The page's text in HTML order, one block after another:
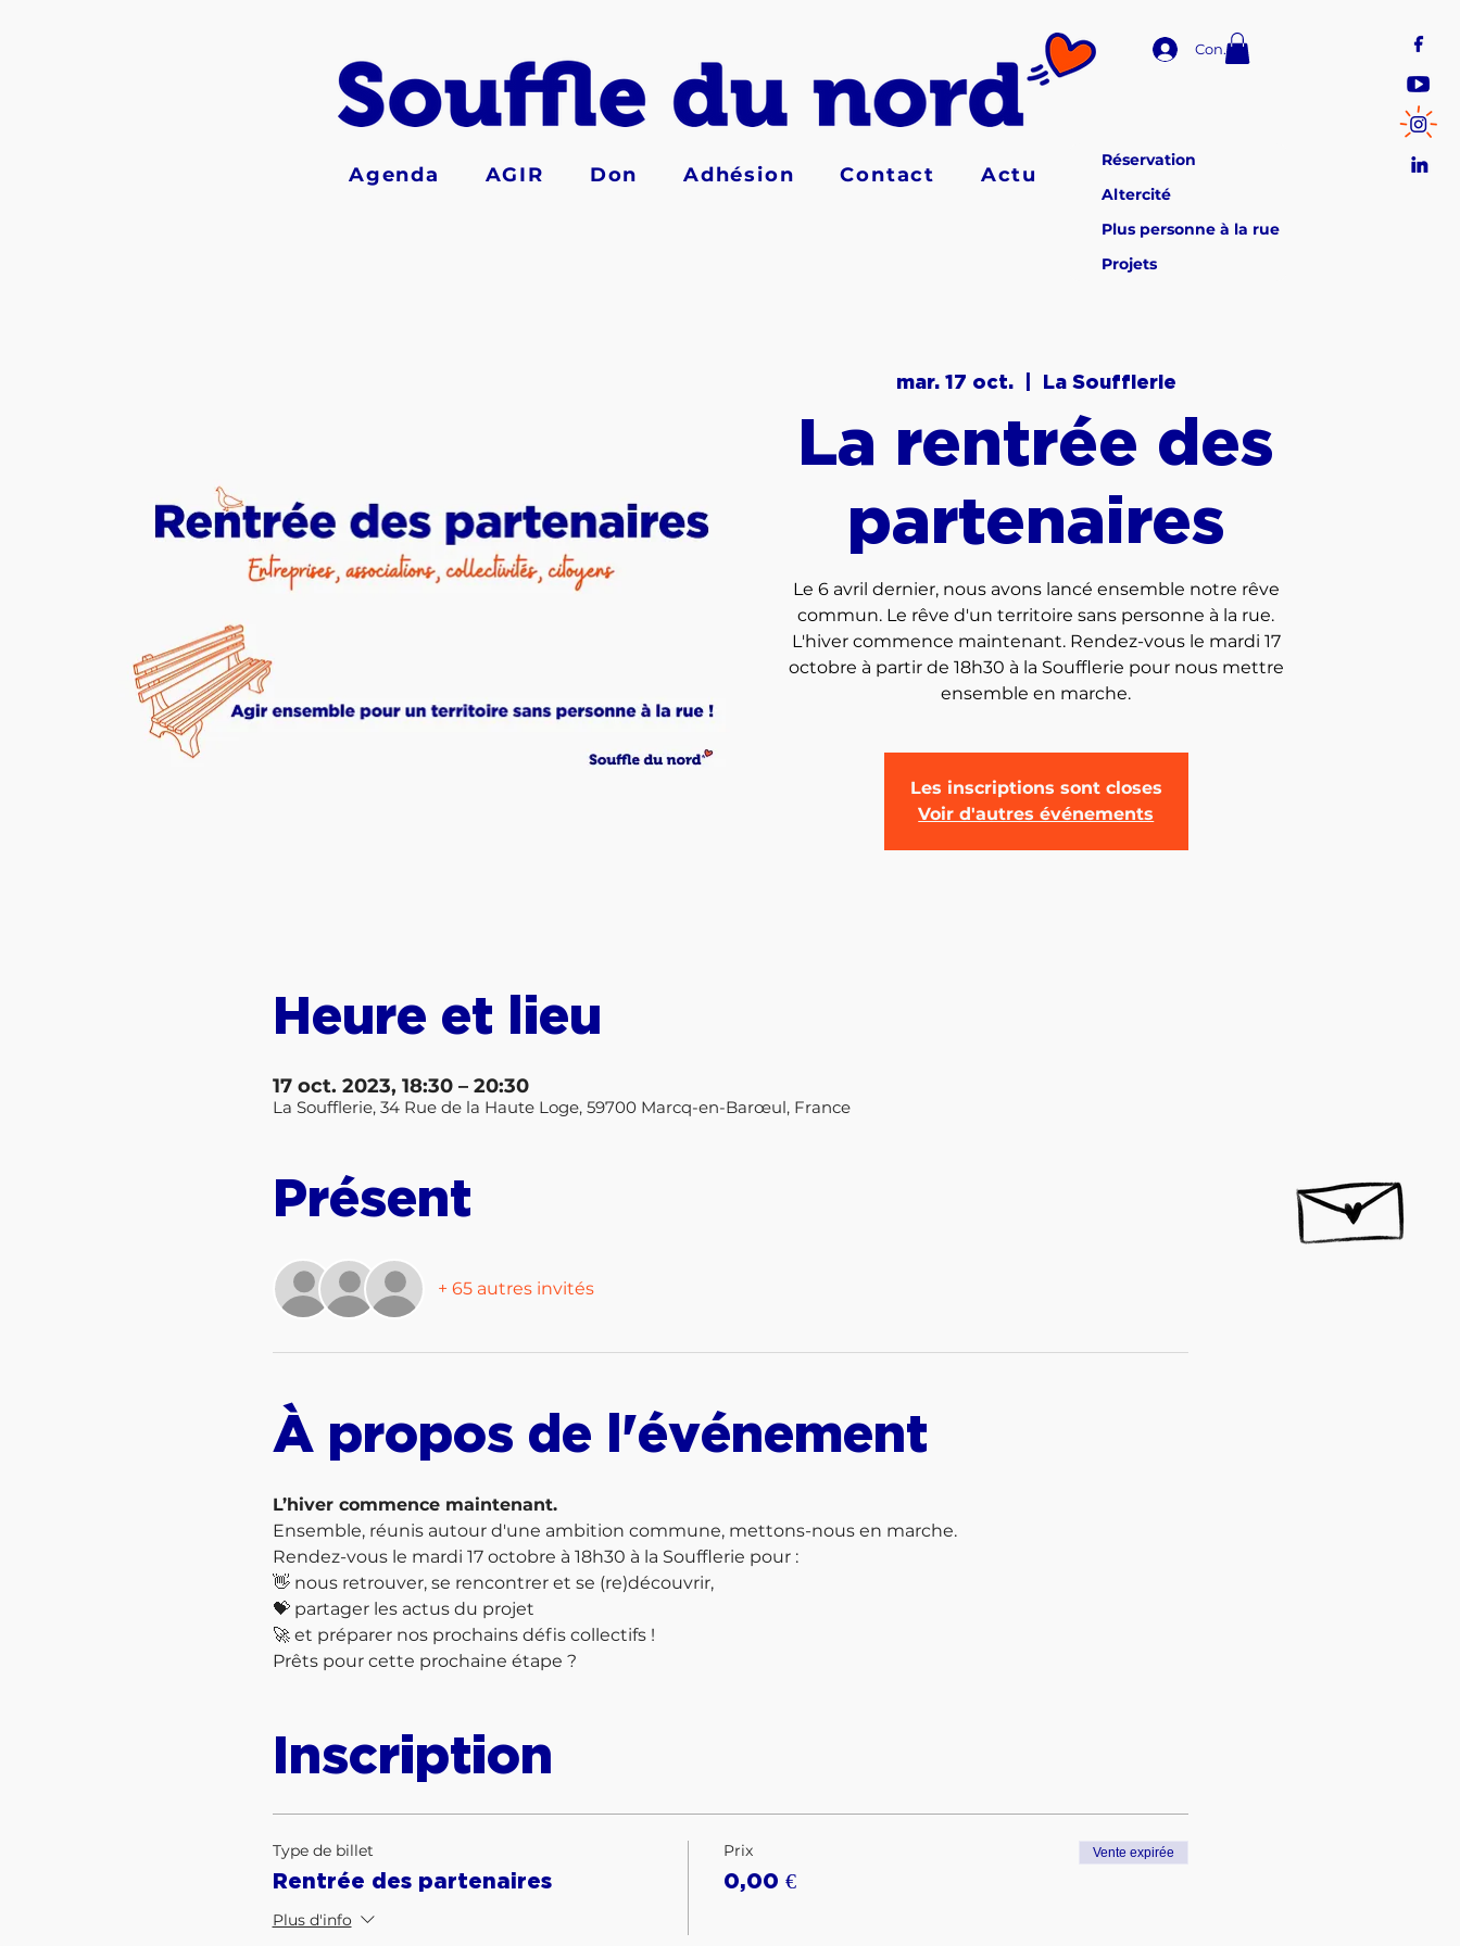
Connexion
Agenda AGIR Don Adhésion Contact Actu
Réservation
Altercité
Plus personne à la rue
Projets
mar. 17 oct.
  |
La Soufflerie
La rentrée des
partenaires
Le 6 avril dernier, nous avons lancé ensemble notre rêve
commun. Le rêve d'un territoire sans personne à la rue.
L'hiver commence maintenant. Rendez-vous le mardi 17
octobre à partir de 18h30 à la Soufflerie pour nous mettre
ensemble en marche.
Les inscriptions sont closes
Voir d'autres événements
Heure et lieu
17 oct. 2023, 18:30 – 20:30
La Soufflerie, 34 Rue de la Haute Loge, 59700 Marcq-en-Barœul, France
Présent
+ 65 autres invités
À propos de l'événement
L’hiver commence maintenant.
Ensemble, réunis autour d'une ambition commune, mettons-nous en marche.
Rendez-vous le mardi 17 octobre à 18h30 à la Soufflerie pour :
👋 nous retrouver, se rencontrer et se (re)découvrir,
💝 partager les actus du projet
🚀 et préparer nos prochains défis collectifs !
Prêts pour cette prochaine étape ?
Inscription
Type de billet
Rentrée des partenaires
Plus d'info
Prix
0,00 €
Vente expirée